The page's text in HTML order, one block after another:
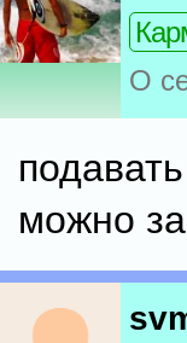
О
можно